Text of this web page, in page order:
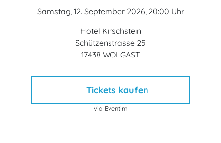
Samstag, 12. September 2026, 20:00 Uhr
Hotel Kirschstein
Schützenstrasse 25
17438 WOLGAST
Tickets kaufen
via Eventim